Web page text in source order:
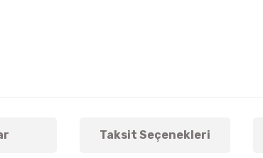
Taksit Seçenekleri